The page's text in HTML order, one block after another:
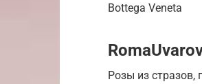
Bottega Veneta
Розы из стразов,